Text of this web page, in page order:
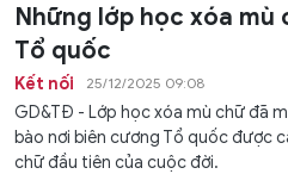
Những lớp học xóa mù
Tổ quốc
Kết nối 25/12/2025 09:08
GD&TĐ - Lớp học xóa mù chữ đã
bào nơi biên cương Tổ quốc được
chữ đầu tiên của cuộc đời.